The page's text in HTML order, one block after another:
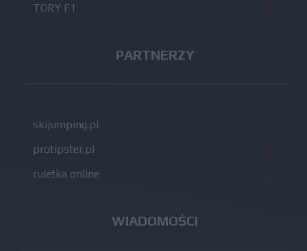
TORY F1
PARTNERZY
skijumping.pl
protipster.pl
ruletka online
WIADOMOŚCI